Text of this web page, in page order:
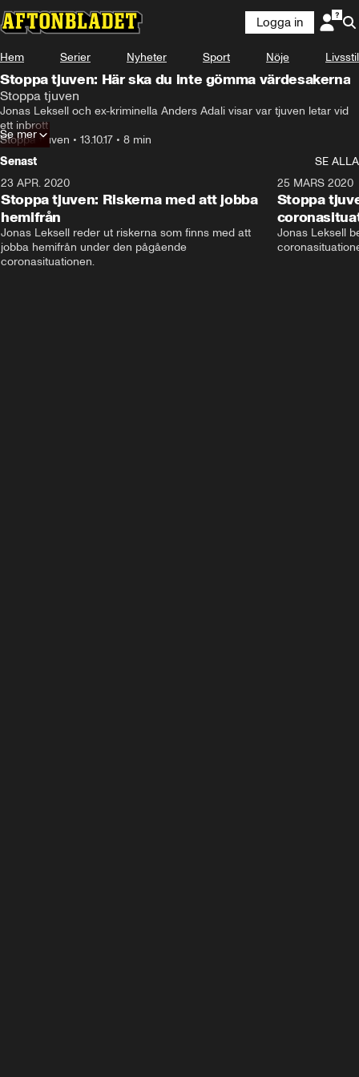
Logga in
Hem Serier Nyheter Sport Nöje Livsstil
Stoppa tjuven: Här ska du inte gömma värdesakerna
Stoppa tjuven
Jonas Leksell och ex-kriminella Anders Adali visar var tjuven letar vid
ett inbrott
Stoppa tjuven • 13.10.17 • 8 min
Se mer
Senast
SE ALLA
23 APR. 2020
Stoppa tjuven: Riskerna med att jobba
hemifrån
Jonas Leksell reder ut riskerna som finns med att
jobba hemifrån under den pågående
coronasituationen.
25 MARS 2020
Stoppa
Jonas Leksell